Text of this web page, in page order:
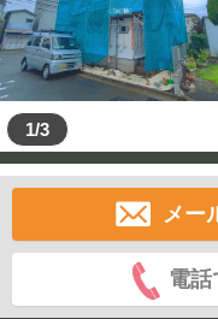
1/3
メー
電